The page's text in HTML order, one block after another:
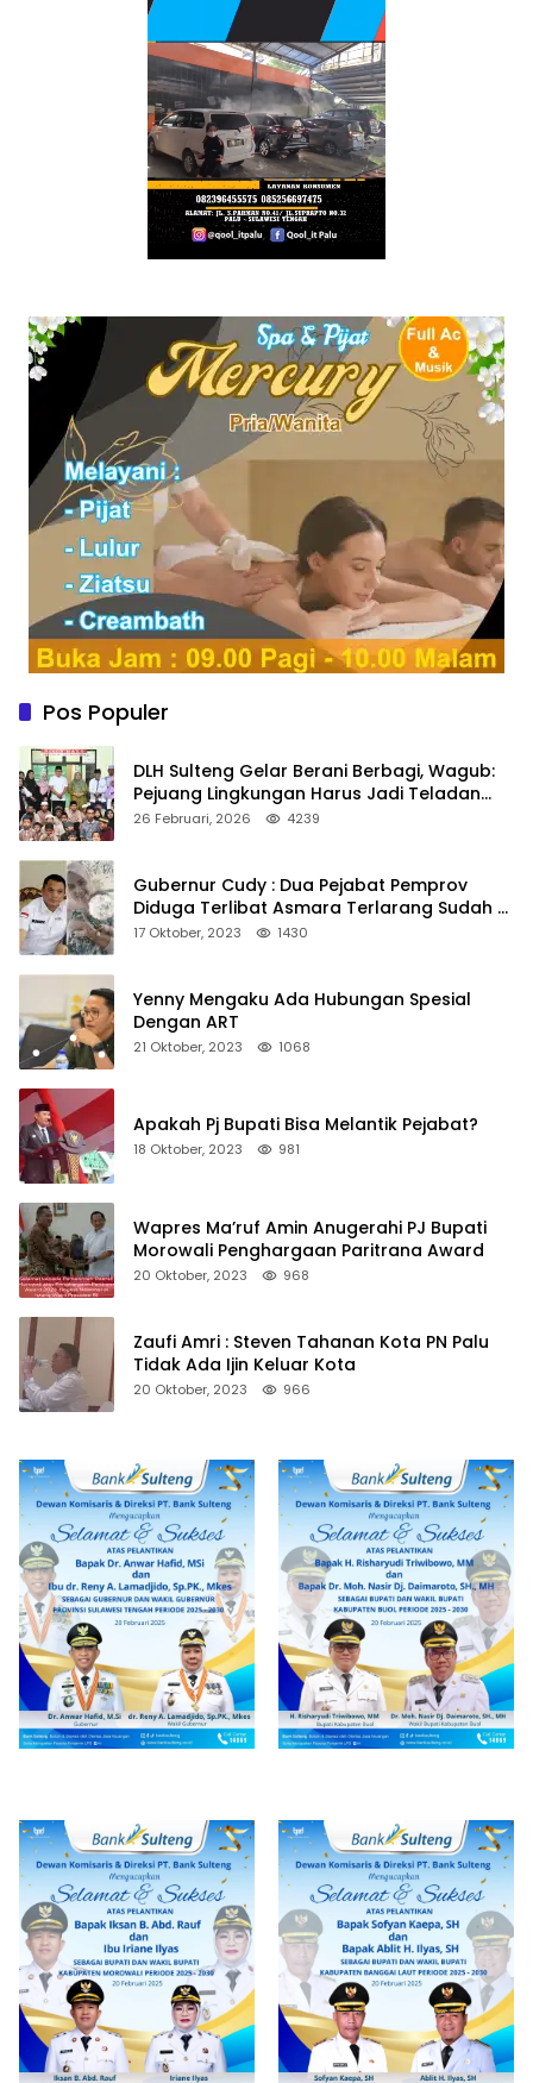
Pos Populer
DLH Sulteng Gelar Berani Berbagi, Wagub:
Pejuang Lingkungan Harus Jadi Teladan
Kepedulian
26 Februari, 2026 4239
Gubernur Cudy : Dua Pejabat Pemprov
Diduga Terlibat Asmara Terlarang Sudah di
Non Job
17 Oktober, 2023 1430
Yenny Mengaku Ada Hubungan Spesial
Dengan ART
21 Oktober, 2023 1068
Apakah Pj Bupati Bisa Melantik Pejabat?
18 Oktober, 2023 981
Wapres Ma’ruf Amin Anugerahi PJ Bupati
Morowali Penghargaan Paritrana Award
20 Oktober, 2023 968
Zaufi Amri : Steven Tahanan Kota PN Palu
Tidak Ada Ijin Keluar Kota
20 Oktober, 2023 966